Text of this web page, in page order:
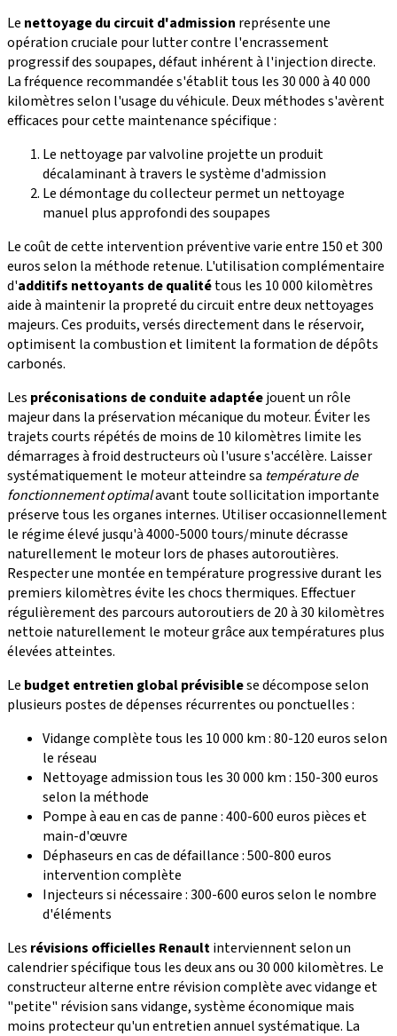
Le nettoyage du circuit d'admission représente une
opération cruciale pour lutter contre l'encrassement
progressif des soupapes, défaut inhérent à l'injection directe.
La fréquence recommandée s'établit tous les 30 000 à 40 000
kilomètres selon l'usage du véhicule. Deux méthodes s'avèrent
efficaces pour cette maintenance spécifique :
Le nettoyage par valvoline projette un produit
décalaminant à travers le système d'admission
Le démontage du collecteur permet un nettoyage
manuel plus approfondi des soupapes
Le coût de cette intervention préventive varie entre 150 et 300
euros selon la méthode retenue. L'utilisation complémentaire
d'additifs nettoyants de qualitétous les 10 000 kilomètres
aide à maintenir la propreté du circuit entre deux nettoyages
majeurs. Ces produits, versés directement dans le réservoir,
optimisent la combustion et limitent la formation de dépôts
carbonés.
Les préconisations de conduite adaptéejouent un rôle
majeur dans la préservation mécanique du moteur. Éviter les
trajets courts répétés de moins de 10 kilomètres limite les
démarrages à froid destructeurs où l'usure s'accélère. Laisser
systématiquement le moteur atteindre sa température de
fonctionnement optimalavant toute sollicitation importante
préserve tous les organes internes. Utiliser occasionnellement
le régime élevé jusqu'à 4000-5000 tours/minute décrasse
naturellement le moteur lors de phases autoroutières.
Respecter une montée en température progressive durant les
premiers kilomètres évite les chocs thermiques. Effectuer
régulièrement des parcours autoroutiers de 20 à 30 kilomètres
nettoie naturellement le moteur grâce aux températures plus
élevées atteintes.
Le budget entretien global prévisiblese décompose selon
plusieurs postes de dépenses récurrentes ou ponctuelles :
Vidange complète tous les 10 000 km : 80-120 euros selon
le réseau
Nettoyage admission tous les 30 000 km : 150-300 euros
selon la méthode
Pompe à eau en cas de panne : 400-600 euros pièces et
main-d'œuvre
Déphaseurs en cas de défaillance : 500-800 euros
intervention complète
Injecteurs si nécessaire : 300-600 euros selon le nombre
d'éléments
Les révisions officielles Renaultinterviennent selon un
calendrier spécifique tous les deux ans ou 30 000 kilomètres. Le
constructeur alterne entre révision complète avec vidange et
"petite" révision sans vidange, système économique mais
moins protecteur qu'un entretien annuel systématique. La